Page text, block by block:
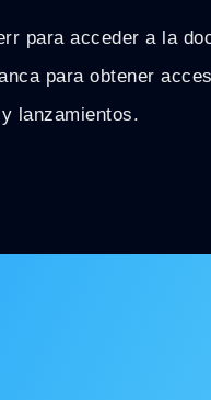
para acceder a la
para obtener
lanzamientos.